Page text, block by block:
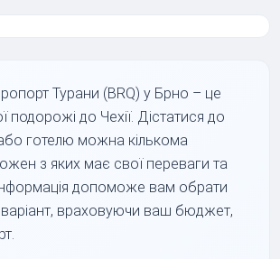
Турани (BRQ) у Брно – це
подорожі до Чехії. Дістатися до
готелю можна кількома
з яких має свої переваги та
допоможе вам обрати
враховуючи ваш бюджет,